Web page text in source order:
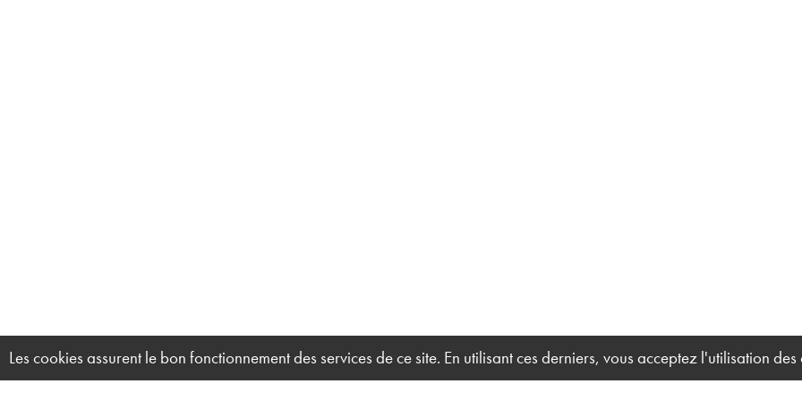
Les cookies assurent le bon fonctionnement des services de ce site. En utilisant ces derniers, vous acceptez l'utilisation des